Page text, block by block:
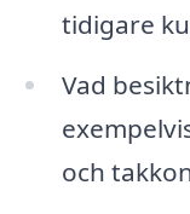
tidigare
Vad
och